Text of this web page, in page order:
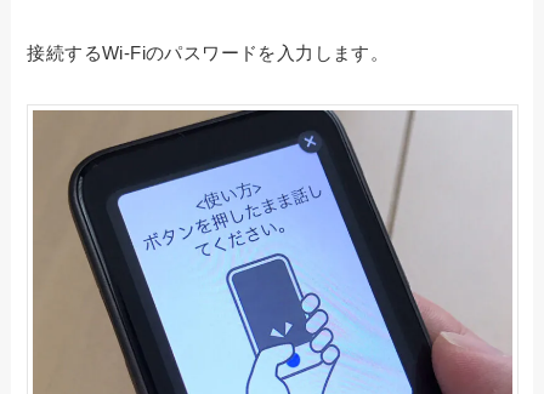
接続するWi-Fiのパスワードを入力します。